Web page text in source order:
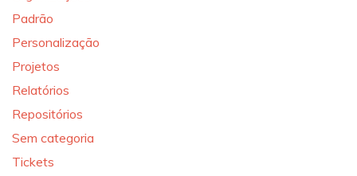
Padrão
Personalização
Projetos
Relatórios
Repositórios
Sem categoria
Tickets